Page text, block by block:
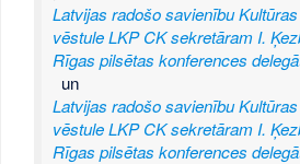
Latvijas radošo savienību
vēstule LKP CK sekretāram I.
Rīgas pilsētas konferences
un
Latvijas radošo savienību
vēstule LKP CK sekretāram I.
Rīgas pilsētas konferences